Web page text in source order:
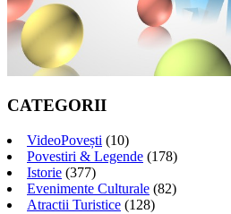
CATEGORII
VideoPovești (10)
Povestiri & Legende (178)
Istorie (377)
Evenimente Culturale (82)
Atractii Turistice (128)